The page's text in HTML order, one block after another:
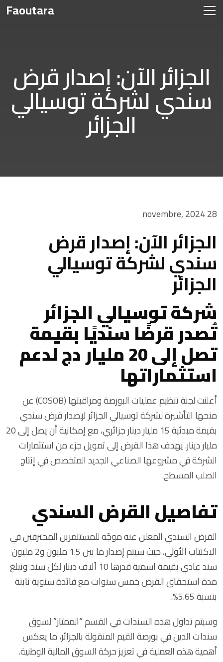
Faoutara
الجزائر الآن: إصدار قرض
سندي لشركة توسيالي
الجزائر
28 novembre, 2024
الجزائر الآن: إصدار قرض
سندي لشركة توسيالي
الجزائر
شركة توسيالي الجزائر
تُصدر قرضًا سنديًا بقيمة
تصل إلى 20 مليار دج لدعم
استثماراتها
أعلنت لجنة تنظيم عمليات البورصة ومراقبتها (COSOB) عن
منحها التأشيرة لشركةتوسيالي الجزائرلإصدار قرض سندي
بقيمة مبدئية 15 مليار دينار جزائري، مع إمكانية أن يصل إلى 20
مليار دينار. يهدف هذا القرض إلى تمويل جزء من استثمارات
الشركة في مشروعها الصناعي الجديد المتخصص في إنتاج
الصلب المسطح.
تفاصيل القرض السندي
القرض السندي المعلن عنه موجّه للمستثمرين المحترفين في
الاكتتاب الأولي، حيث سيتم إصدار ما بين 1.5 مليون و2 مليون
سند عادي بقيمة اسمية قدرها 10 آلاف دينار لكل سند. وتبلغ
مدة استحقاق القرض خمس سنوات مع فائدة سنوية ثابتة
بنسبة 5.65%.
وسيتم تداول هذه السندات في القسم “الممتاز” لسوق
سندات الدين في بورصة القيم المنقولة بالجزائر، ما يعكس
أهمية هذه العملية في تعزيز حركة السوق المالية الوطنية.